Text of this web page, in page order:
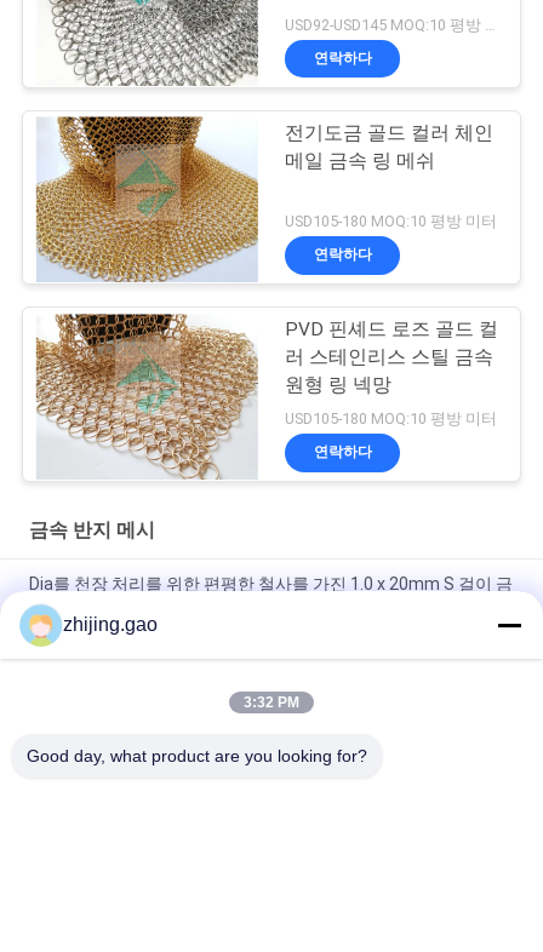
연락하다
전기도금 골드 컬러 체인
메일 금속 링 메쉬
USD105-180 MOQ:10 평방 미터
연락하다
PVD 핀셰드 로즈 골드 컬
러 스테인리스 스틸 금속
원형 링 넥망
USD105-180 MOQ:10 평방 미터
연락하다
금속 반지 메시
Dia를 천장 처리를 위한 편평한 철사를 가진 1.0 x 20mm S 걸이 금
속 메시 휘장 둥글게 되십시오
금색 웰드 스테인리스 스틸 링 메시 커튼 호텔 장식
스테인레스 스틸 체인 메일 금속 Mesh 커튼 0.53x3.81mm 소방
zhijing.gao
3:32 PM
Good day, what product are you looking for?